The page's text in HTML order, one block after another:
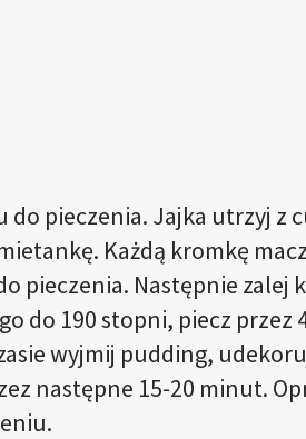
do pieczenia. Jajka utrzyj z
Każdą kromkę
pieczenia. Następnie zalej
do 190 stopni, piecz przez
wyjmij pudding,
następne 15-20 minut.